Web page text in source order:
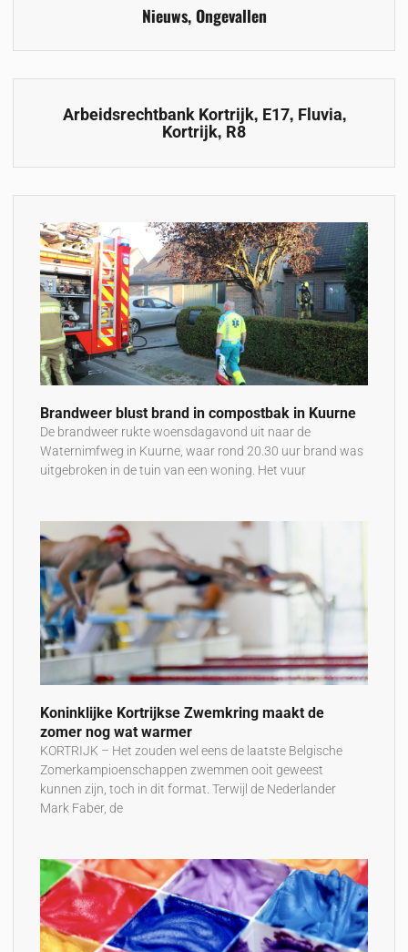
Nieuws,Ongevallen
Arbeidsrechtbank Kortrijk, E17, Fluvia,
Kortrijk, R8
Brandweer blust brand in compostbak in Kuurne
De brandweer rukte woensdagavond uit naar de
Waternimfweg in Kuurne, waar rond 20.30 uur brand was
uitgebroken in de tuin van een woning. Het vuur
Koninklijke Kortrijkse Zwemkring maakt de
zomer nog wat warmer
KORTRIJK – Het zouden wel eens de laatste Belgische
Zomerkampioenschappen zwemmen ooit geweest
kunnen zijn, toch in dit format. Terwijl de Nederlander
Mark Faber, de